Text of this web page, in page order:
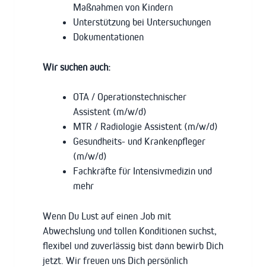
Maßnahmen von Kindern
Unterstützung bei Untersuchungen
Dokumentationen
Wir suchen auch:
OTA / Operationstechnischer
Assistent (m/w/d)
MTR / Radiologie Assistent (m/w/d)
Gesundheits- und Krankenpfleger
(m/w/d)
Fachkräfte für Intensivmedizin und
mehr
Wenn Du Lust auf einen Job mit
Abwechslung und tollen Konditionen suchst,
flexibel und zuverlässig bist dann bewirb Dich
jetzt. Wir freuen uns Dich persönlich